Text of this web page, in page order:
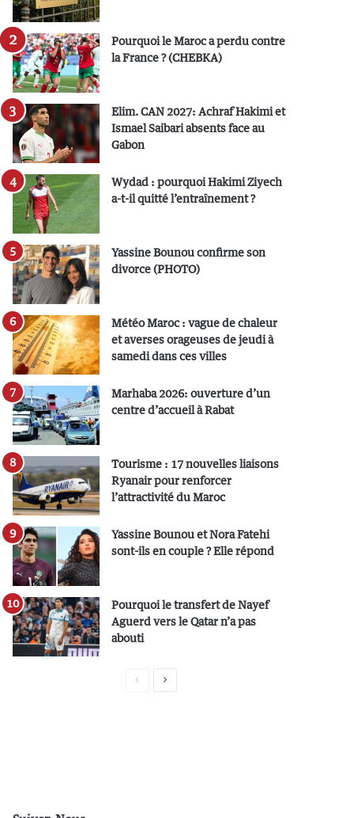
Pourquoi le Maroc a perdu contre
la France ? (CHEBKA)
Elim. CAN 2027: Achraf Hakimi et
Ismael Saibari absents face au
Gabon
Wydad : pourquoi Hakimi Ziyech
a-t-il quitté l’entraînement ?
Yassine Bounou confirme son
divorce (PHOTO)
Météo Maroc : vague de chaleur
et averses orageuses de jeudi à
samedi dans ces villes
Marhaba 2026: ouverture d’un
centre d’accueil à Rabat
Tourisme : 17 nouvelles liaisons
Ryanair pour renforcer
l’attractivité du Maroc
Yassine Bounou et Nora Fatehi
sont-ils en couple ? Elle répond
Pourquoi le transfert de Nayef
Aguerd vers le Qatar n’a pas
abouti
P